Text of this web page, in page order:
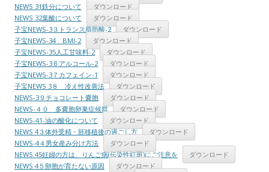
NEWS 31鉄分について
ダウンロード
NEWS 32葉酸について
ダウンロード
子宝NEWS-3３トランス脂肪酸-2
ダウンロード
子宝NEWS-34 BMI-2
ダウンロード
子宝NEWS-35人工甘味料-2
ダウンロード
子宝NEWS-3６アルコール-2
ダウンロード
子宝NEWS-3７カフェイン-1
ダウンロード
子宝NEWS 3８ 冷え性改善法
ダウンロード
NEWS-3９チョコレート嚢胞
ダウンロード
NEWS-４０ 多嚢胞卵巣症候群
ダウンロード
NEWS-41-油の酸化について
ダウンロード
NEWS 4３体外受精・胚移植後の過ごし方
ダウンロード
NEWS-4４男女産み分け方法
ダウンロード
NEWS 45妊婦の方は、りんご病(伝染性紅斑)にご注意を
ダウンロード
NEWS 4５卵胞が育たない原因
ダウンロード